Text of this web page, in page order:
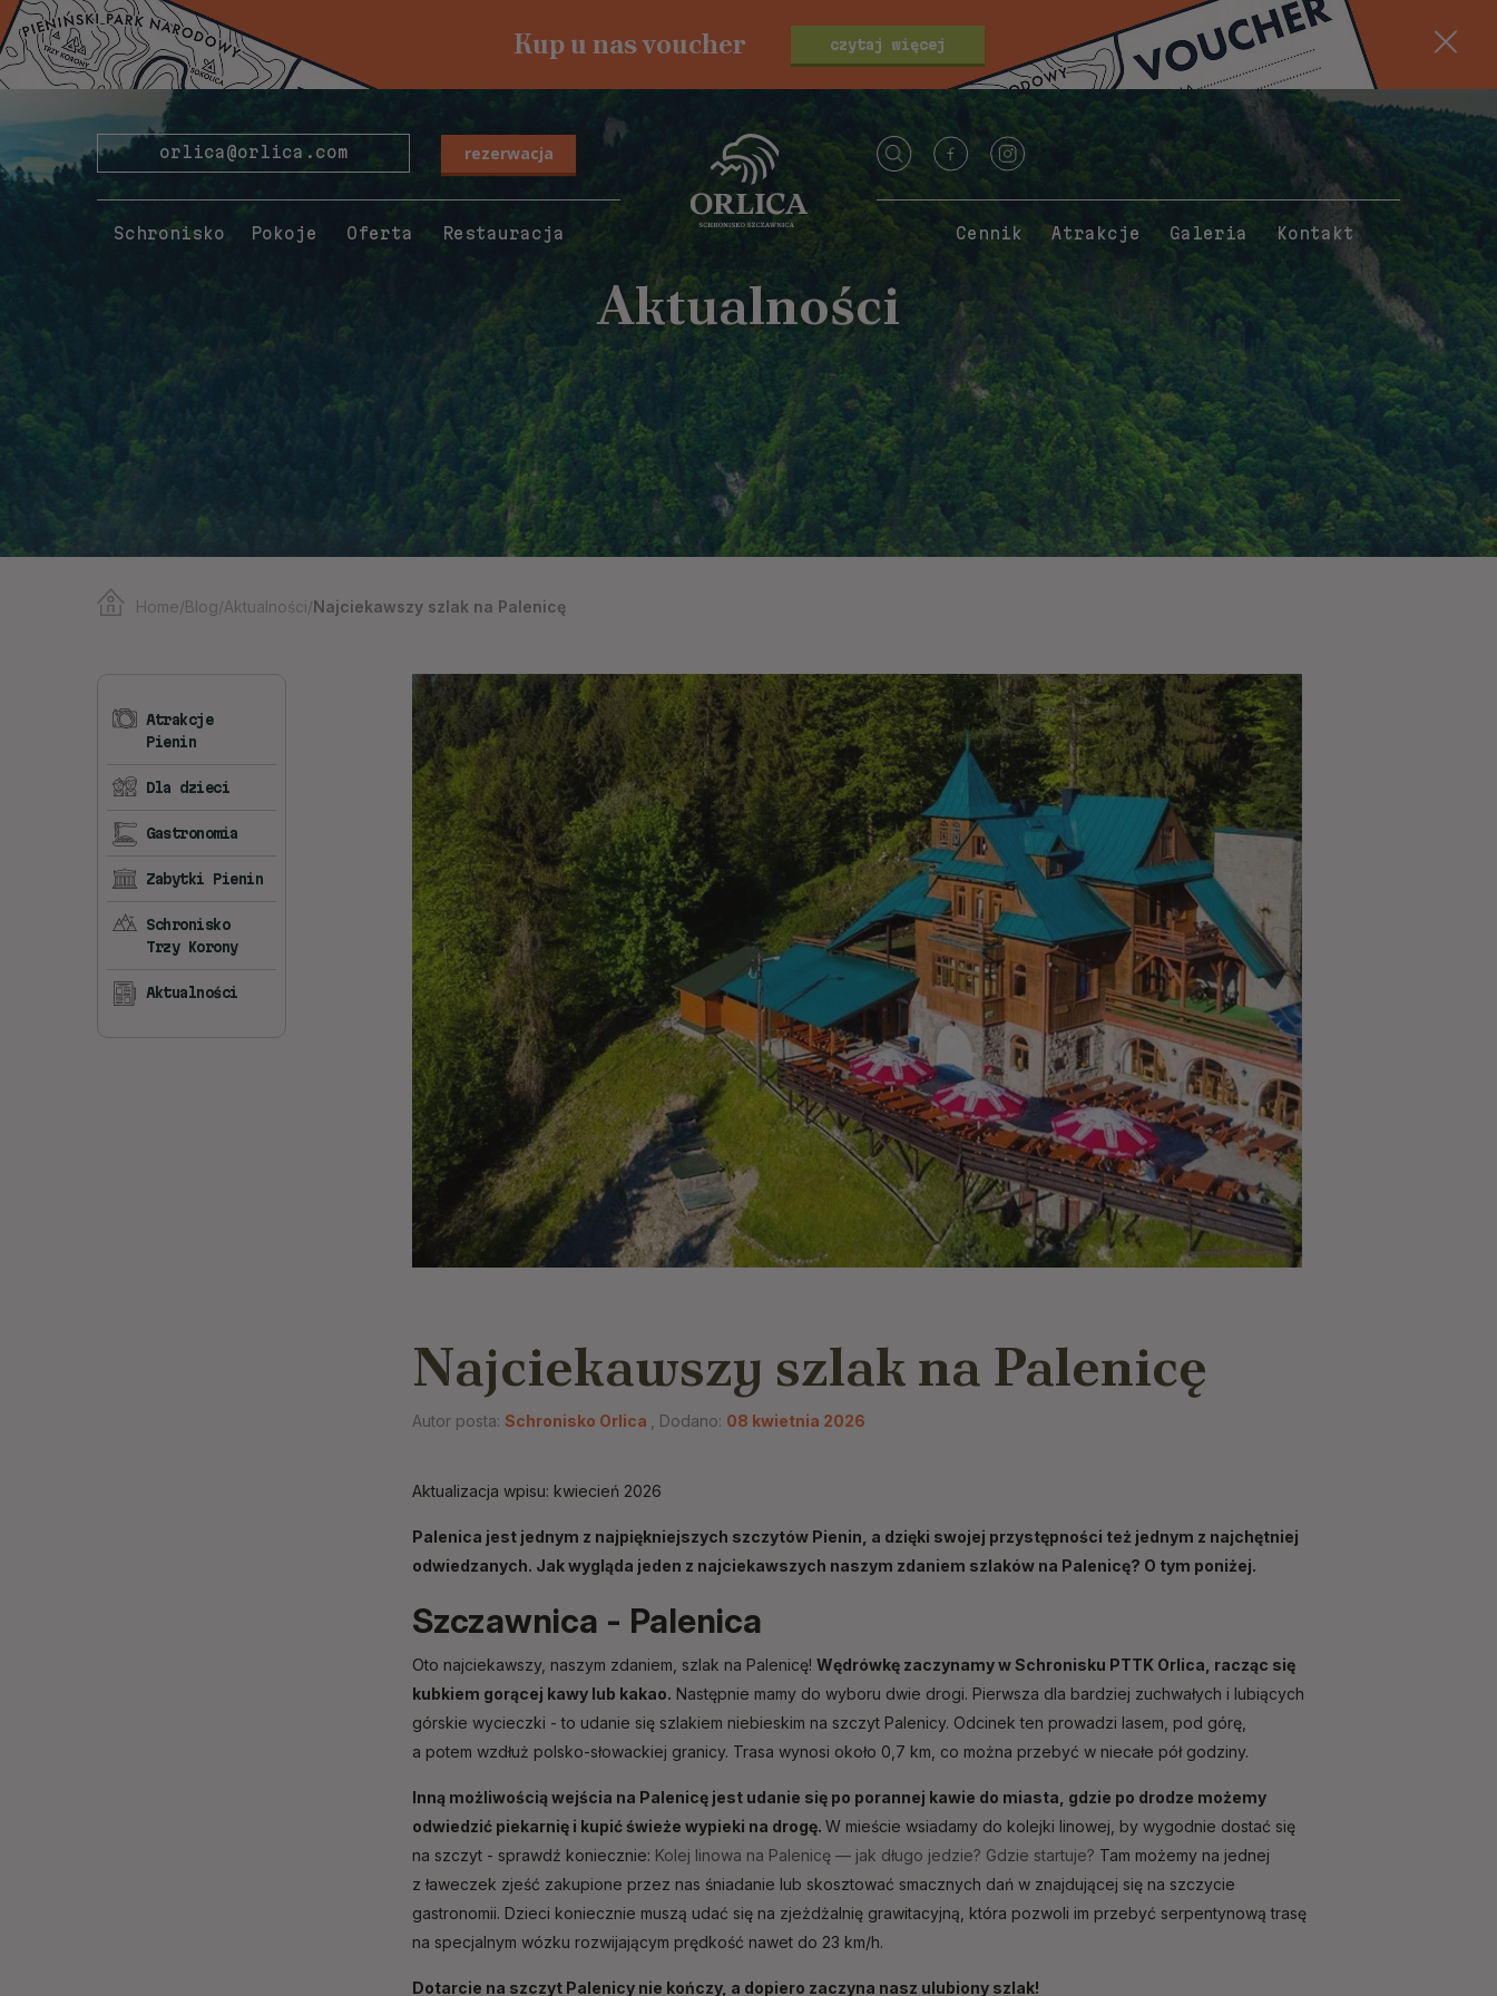
Kup u nas voucher czytaj więcej
orlica@orlica.com rezerwacja
Schronisko Pokoje Oferta Restauracja Cennik Atrakcje Galeria Kontakt
Aktualności
Home/Blog/Aktualności/Najciekawszy szlak na Palenicę
Atrakcje
Pienin
Dla dzieci
Gastronomia
Zabytki Pienin
Schronisko
Trzy Korony
Aktualności
Najciekawszy szlak na Palenicę
Autor posta:Schronisko Orlica , Dodano: 08 kwietnia 2026
Aktualizacja wpisu: kwiecień 2026
Palenica jest jednym z najpiękniejszych szczytów Pienin, a dzięki swojej przystępności też jednym z najchętniej
odwiedzanych. Jak wygląda jeden z najciekawszych naszym zdaniem szlaków na Palenicę? O tym poniżej.
Szczawnica - Palenica
Oto najciekawszy, naszym zdaniem, szlak na Palenicę!Wędrówkę zaczynamy w Schronisku PTTK Orlica, racząc się
kubkiem gorącej kawy lub kakao. Następnie mamy do wyboru dwie drogi. Pierwsza dla bardziej zuchwałych i lubiących
górskie wycieczki - to udanie się szlakiem niebieskim na szczyt Palenicy. Odcinek ten prowadzi lasem, pod górę,
a potem wzdłuż polsko-słowackiej granicy. Trasa wynosi około 0,7 km, co można przebyć w niecałe pół godziny.
Inną możliwością wejścia na Palenicę jest udanie się po porannej kawie do miasta, gdzie po drodze możemy
odwiedzić piekarnię i kupić świeże wypieki na drogę.W mieście wsiadamy do kolejki linowej, by wygodnie dostać się
na szczyt - sprawdź koniecznie: Kolej linowa na Palenicę — jak długo jedzie? Gdzie startuje? Tam możemy na jednej
z ławeczek zjeść zakupione przez nas śniadanie lub skosztować smacznych dań w znajdującej się na szczycie
gastronomii. Dzieci koniecznie muszą udać się na zjeżdżalnię grawitacyjną, która pozwoli im przebyć serpentynową trasę
na specjalnym wózku rozwijającym prędkość nawet do 23 km/h.
Dotarcie na szczyt Palenicy nie kończy, a dopiero zaczyna nasz ulubiony szlak!